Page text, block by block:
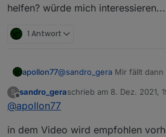
helfen? würde mich
1 Antwort
apollon77@sandro_gera Mir fällt
S
Offline
sandro_geraschrieb am 8. Dez. 2021,
zuletzt editiert von
@apollon77
in dem Video wird empfohlen